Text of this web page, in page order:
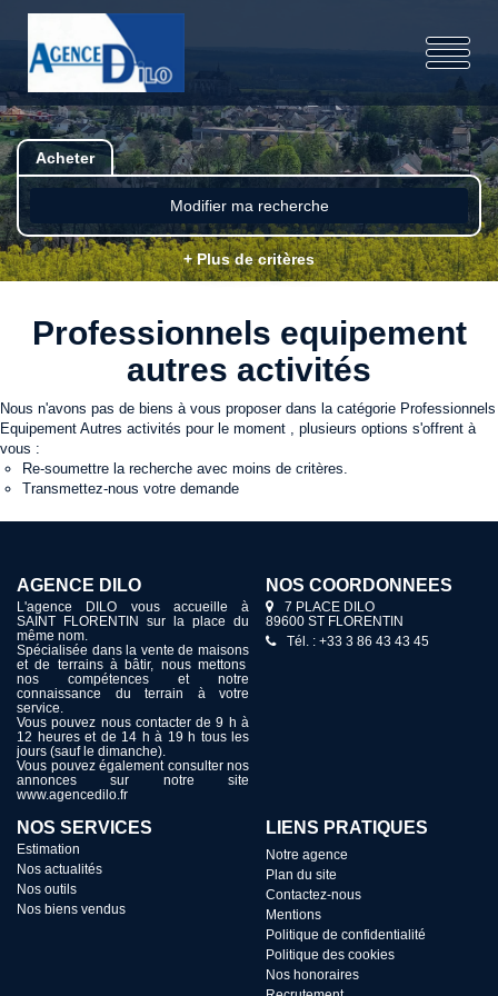
Acheter
Modifier ma recherche
+ Plus de critères
Professionnels equipement
autres activités
Nous n'avons pas de biens à vous proposer dans la catégorie Professionnels
Equipement Autres activités pour le moment , plusieurs options s'offrent à
vous :
Re-soumettre la recherche avec moins de critères.
Transmettez-nous votre demande
AGENCE DILO
L'agence DILO vous accueille à
SAINT FLORENTIN sur la place du
même nom.
Spécialisée dans la vente de maisons
et de terrains à bâtir, nous mettons
nos compétences et notre
connaissance du terrain à votre
service.
Vous pouvez nous contacter de 9 h à
12 heures et de 14 h à 19 h tous les
jours (sauf le dimanche).
Vous pouvez également consulter nos
annonces sur notre site
www.agencedilo.fr
NOS COORDONNÉES
7 PLACE DILO
89600 ST FLORENTIN
Tél. : +33 3 86 43 43 45
NOS SERVICES
Estimation
Nos actualités
Nos outils
Nos biens vendus
LIENS PRATIQUES
Notre agence
Plan du site
Contactez-nous
Mentions
Politique de confidentialité
Politique des cookies
Nos honoraires